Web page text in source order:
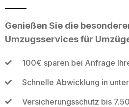
Genießen Sie die
Umzugsservices für
100€ sparen bei Anfrage
Schnelle Abwicklung in
Versicherungsschutz bis